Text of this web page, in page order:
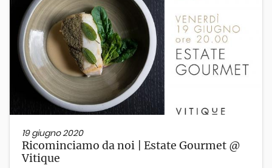
19 giugno 2020
Ricominciamo da noi | Estate Gourmet @
Vitique